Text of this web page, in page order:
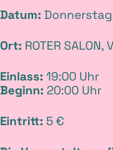
Datum:
Ort: ROTER
Einlass: 19:00 Uhr
Beginn: 20:00 Uhr
Eintritt: 5 €